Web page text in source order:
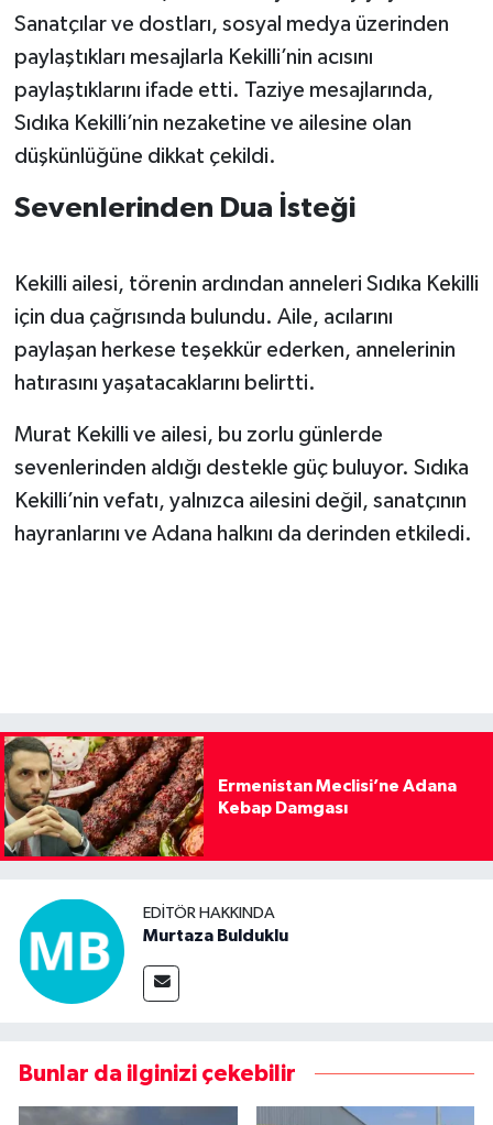
Sanatçılar ve dostları, sosyal medya üzerinden
paylaştıkları mesajlarla Kekilli’nin acısını
paylaştıklarını ifade etti. Taziye mesajlarında,
Sıdıka Kekilli’nin nezaketine ve ailesine olan
düşkünlüğüne dikkat çekildi.
Sevenlerinden Dua İsteği
Kekilli ailesi, törenin ardından anneleri Sıdıka Kekilli
için dua çağrısında bulundu. Aile, acılarını
paylaşan herkese teşekkür ederken, annelerinin
hatırasını yaşatacaklarını belirtti.
Murat Kekilli ve ailesi, bu zorlu günlerde
sevenlerinden aldığı destekle güç buluyor. Sıdıka
Kekilli’nin vefatı, yalnızca ailesini değil, sanatçının
hayranlarını ve Adana halkını da derinden etkiledi.
Ermenistan Meclisi’ne Adana
Kebap Damgası
EDITÖR HAKKINDA
Murtaza Bulduklu
Bunlar da ilginizi çekebilir